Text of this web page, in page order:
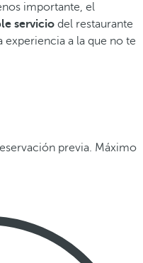
importante, el
servicio del restaurante
experiencia a la que no te
previa. Máximo